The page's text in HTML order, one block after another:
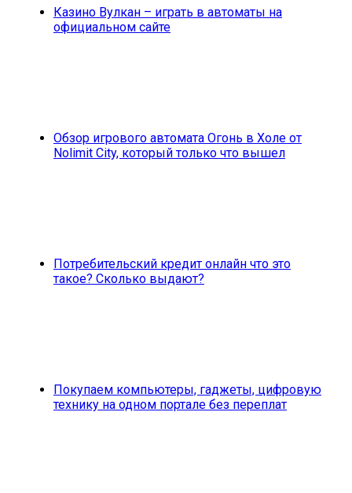
Казино Вулкан – играть в автоматы на
официальном сайте
Обзор игрового автомата Огонь в Холе от
Nolimit City, который только что вышел
Потребительский кредит онлайн что это
такое? Сколько выдают?
Покупаем компьютеры, гаджеты, цифровую
технику на одном портале без переплат